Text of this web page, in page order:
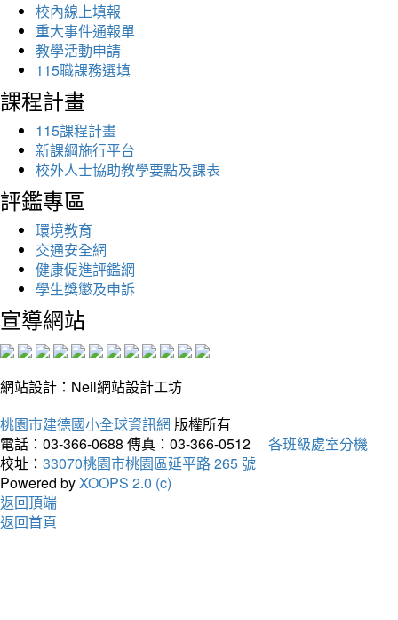
校內線上填報
重大事件通報單
教學活動申請
115職課務選填
課程計畫
115課程計畫
新課綱施行平台
校外人士協助教學要點及課表
評鑑專區
環境教育
交通安全網
健康促進評鑑網
學生獎懲及申訴
宣導網站
網站設計：Neil網站設計工坊
桃園市建德國小全球資訊網 版權所有
電話：03-366-0688 傳真：03-366-0512
各班級處室分機
校址： 33070桃園市桃園區延平路 265 號
Powered byXOOPS 2.0 (c)
返回頂端
返回首頁